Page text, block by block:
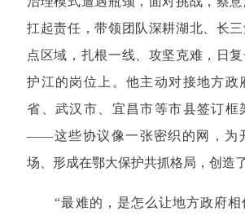
扛起责任，带领团队深耕湖北、长
点区域，扎根一线、攻坚克难，日
护江的岗位上。他主动对接地方政
省、武汉市、宜昌市等市县签订框
——这些协议像一张密织的网，为
场、形成在鄂大保护共抓格局，创造
“最难的，是怎么让地方政府